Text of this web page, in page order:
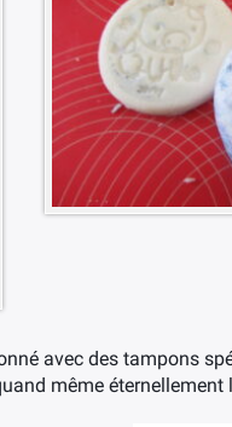
avec des tampons
même éternellement